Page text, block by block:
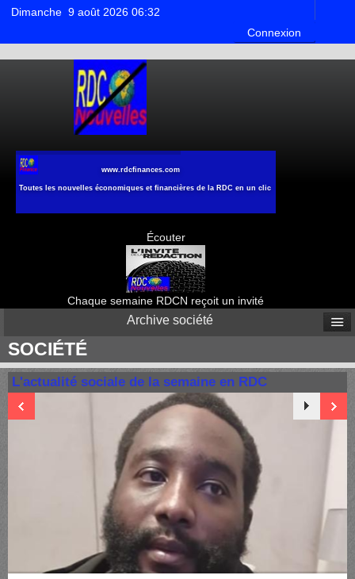
Dimanche 9 août 2026 06:32
Connexion
Toutes les nouvelles économiques et financières de la RDC en un clic
www.rdcfinances.com
Écouter
Chaque semaine RDCN reçoit un invité
Archive société
SOCIÉTÉ
L'actualité sociale de la semaine en RDC